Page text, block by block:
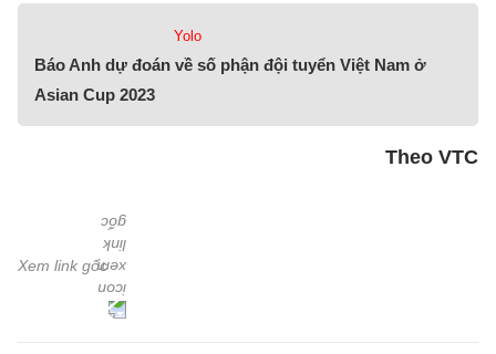
Yolo
Báo Anh dự đoán về số phận đội tuyển Việt Nam ở
Asian Cup 2023
Theo VTC
Xem link gốc